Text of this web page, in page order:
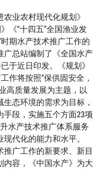
业农村现代化规划》
《“十四五”全国渔业发
期水产技术推广工作的
广总站编制了《全国水产
于近日印发。《规划》
作将按照“保供固安全，
高质量发展为主题，以
态环境的需求为目标，
段，实施五个方面23项
水产技术推广体系服务
代化的能力和水平。
推广工作的新要求、新目
容，《中国水产》为大